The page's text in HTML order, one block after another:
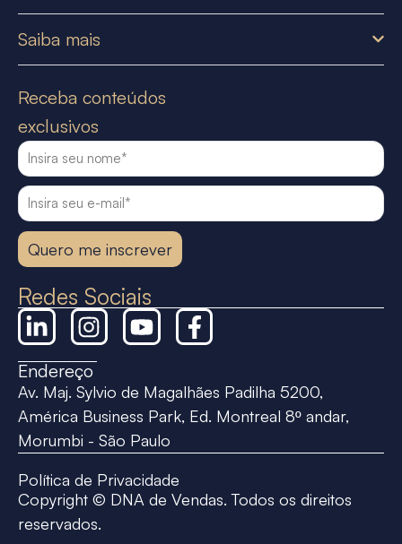
Saiba mais
Receba conteúdos
exclusivos
Quero me inscrever
Redes Sociais
Endereço
Av. Maj. Sylvio de Magalhães Padilha 5200,
América Business Park, Ed. Montreal 8º andar,
Morumbi - São Paulo
Política de Privacidade
Copyright © DNA de Vendas. Todos os direitos
reservados.